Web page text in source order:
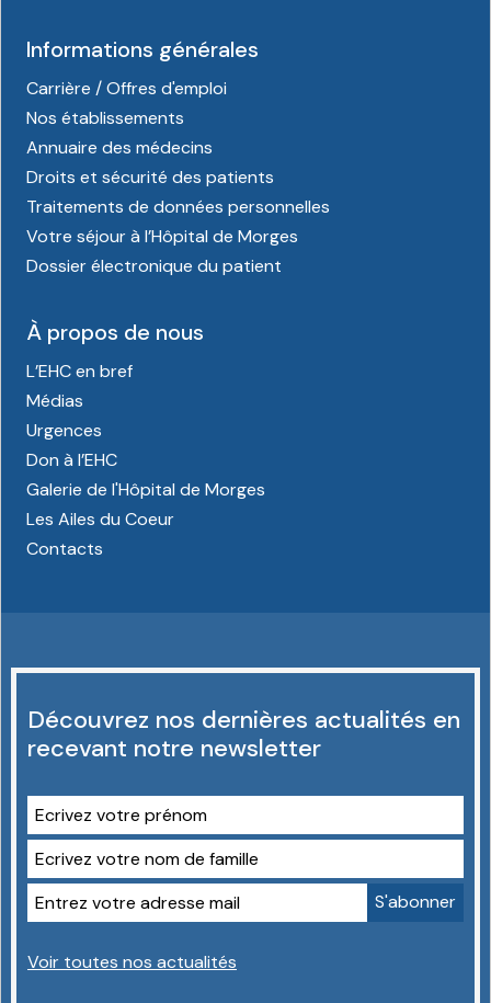
Informations générales
Carrière / Offres d'emploi
Nos établissements
Annuaire des médecins
Droits et sécurité des patients
Traitements de données personnelles
Votre séjour à l’Hôpital de Morges
Dossier électronique du patient
À propos de nous
L’EHC en bref
Médias
Urgences
Don à l’EHC
Galerie de l'Hôpital de Morges
Les Ailes du Coeur
Contacts
Découvrez nos dernières actualités en
recevant notre newsletter
Voir toutes nos actualités